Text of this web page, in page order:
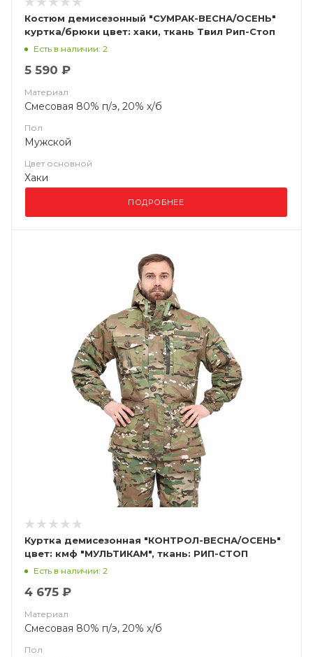
Костюм демисезонный "СУМРАК-ВЕСНА/ОСЕНЬ"
куртка/брюки цвет: хаки, ткань Твил Рип-Стоп
(ЧЗ)Есть в наличии: 2
5 590 ₽
Материал
Смесовая 80% п/э, 20% х/б
Пол
Мужской
Цвет основной
Хаки
ПОДРОБНЕЕ
Куртка демисезонная "КОНТРОЛ-ВЕСНА/ОСЕНЬ"
цвет: кмф "МУЛЬТИКАМ", ткань: РИП-СТОП
Есть в наличии: 2
4 675 ₽
Материал
Смесовая 80% п/э, 20% х/б
Пол